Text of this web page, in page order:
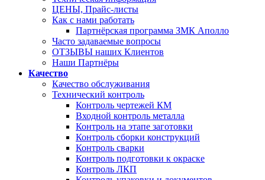
ЦЕНЫ, Прайс-листы
Как с нами работать
Партнёрская программа ЗМК Аполло
Часто задаваемые вопросы
ОТЗЫВЫ наших Клиентов
Наши Партнёры
Качество
Качество обслуживания
Технический контроль
Контроль чертежей КМ
Входной контроль металла
Контроль на этапе заготовки
Контроль сборки конструкций
Контроль сварки
Контроль подготовки к окраске
Контроль ЛКП